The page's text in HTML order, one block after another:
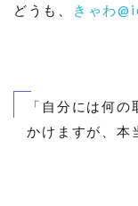
どうも、 きゃわ
「自分には何
かけますが、本